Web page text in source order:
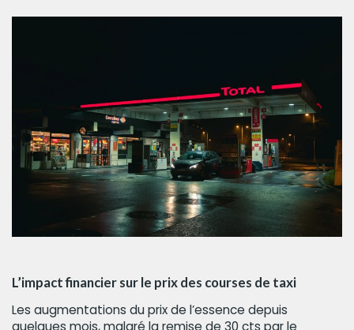
L’impact financier sur le prix des courses de taxi
Les augmentations du prix de l’essence depuis
quelques mois, malgré la remise de 30 cts par le